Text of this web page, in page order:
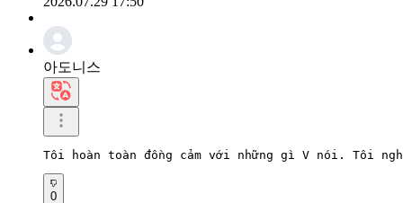
아도니스
Tôi hoàn toàn đồng cảm với những gì V nói. Tôi
0